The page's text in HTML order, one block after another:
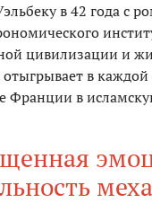
в 42 года с
цивилизации и
в
Франции в